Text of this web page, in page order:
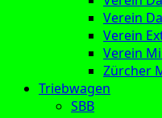
Verein
Verein
Verein
Zürcher
Triebwagen
SBB